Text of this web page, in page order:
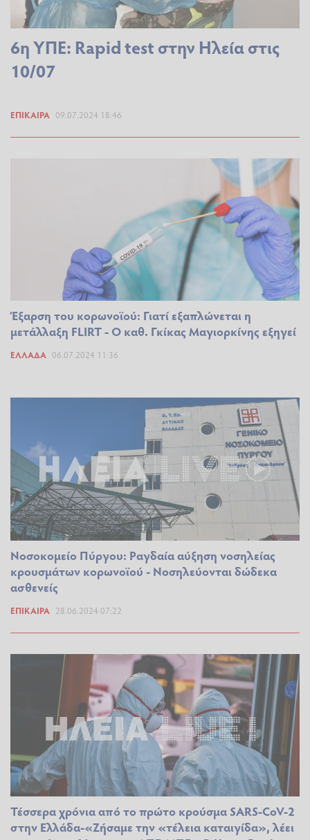
6η ΥΠΕ: Rapid test στην Ηλεία στις
10/07
ΕΠΊΚΑΙΡΑ 09.07.2024 18:46
Έξαρση του κορωνοϊού: Γιατί εξαπλώνεται η
μετάλλαξη FLIRT - Ο καθ. Γκίκας Μαγιορκίνης εξηγεί
ΕΛΛΆΔΑ 06.07.2024 11:36
Νοσοκομείο Πύργου: Ραγδαία αύξηση νοσηλείας
κρουσμάτων κορωνοϊού - Νοσηλεύονται δώδεκα
ασθενείς
ΕΠΊΚΑΙΡΑ 28.06.2024 07:22
Τέσσερα χρόνια από το πρώτο κρούσμα SARS-CoV-2
στην Ελλάδα-«Ζήσαμε την «τέλεια καταιγίδα», λέει